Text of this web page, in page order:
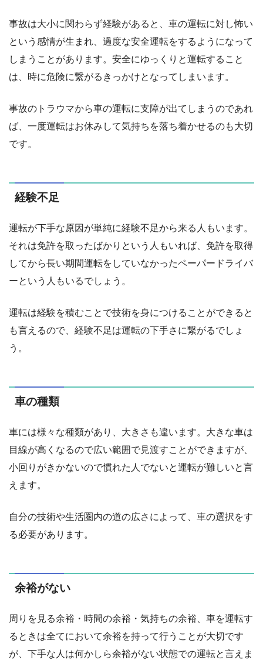
事故は大小に関わらず経験があると、車の運転に対し怖い
という感情が生まれ、過度な安全運転をするようになって
しまうことがあります。安全にゆっくりと運転すること
は、時に危険に繋がるきっかけとなってしまいます。
事故のトラウマから車の運転に支障が出てしまうのであれ
ば、一度運転はお休みして気持ちを落ち着かせるのも大切
です。
経験不足
運転が下手な原因が単純に経験不足から来る人もいます。
それは免許を取ったばかりという人もいれば、免許を取得
してから長い期間運転をしていなかったペーパードライバ
ーという人もいるでしょう。
運転は経験を積むことで技術を身につけることができると
も言えるので、経験不足は運転の下手さに繋がるでしょ
う。
車の種類
車には様々な種類があり、大きさも違います。大きな車は
目線が高くなるので広い範囲で見渡すことができますが、
小回りがきかないので慣れた人でないと運転が難しいと言
えます。
自分の技術や生活圏内の道の広さによって、車の選択をす
る必要があります。
余裕がない
周りを見る余裕・時間の余裕・気持ちの余裕、車を運転す
るときは全てにおいて余裕を持って行うことが大切です
が、下手な人は何かしら余裕がない状態での運転と言えま